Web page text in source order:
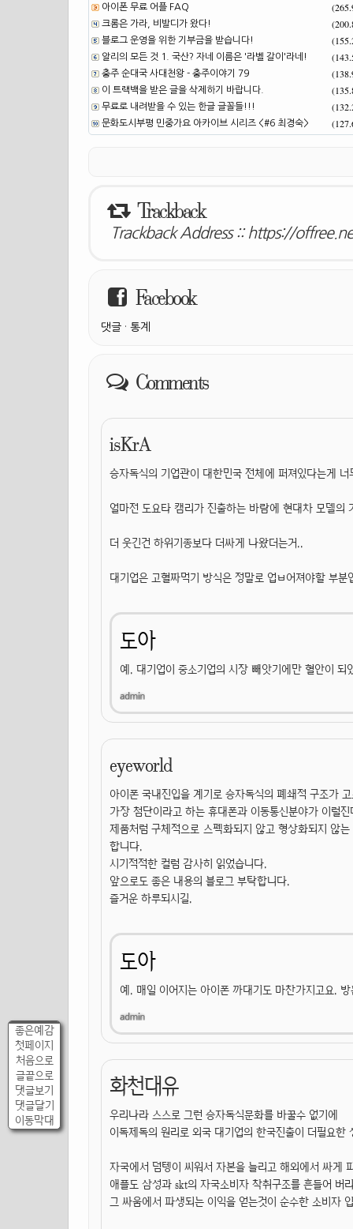
좋은예감
첫페이지
처음으로
글끝으로
댓글보기
댓글달기
이동막대
아이폰 무료 어플 FAQ
크롬은 가라, 비발디가 왔다!
블로그 운영을 위한 기부금을 받습니다!
알리의 모든 것 1. 국산? 자네 이름은 '라벨 갈이'라네!
충주 순대국 사대천왕 - 충주이야기 79
이 트랙백을 받은 글을 삭제하기 바랍니다.
무료로 내려받을 수 있는 한글 글꼴들!!!
문화도시부평 민중가요 아카이브 시리즈 <#6 최경숙>
Trackback
Trackback Address :: https://
Facebook
댓글 · 통계
Comments
isKrA
승자독식의 기업관이 대한민국 전체에 퍼져있다는게 너
얼마전 도요타 캠리가 진출하는 바람에 현대차 모델의
더 웃긴건 하위기종보다 더싸게 나왔더는거..
대기업은 고혈짜먹기 방식은 정말로 업ㅂ어져야할 부분
도아
예. 대기업이 중소기업의 시장 빼앗기에만 혈안이 되
eyeworld
아이폰 국내진입을 계기로 승자독식의 폐쇄적 구조가
가장 첨단이라고 하는 휴대폰과 이동통신분야가 이럴
제품처럼 구체적으로 스펙화되지 않고 형상화되지 않
합니다.
시기적적한 컬럼 감사히 읽었습니다.
앞으로도 좋은 내용의 블로그 부탁합니다.
즐거운 하루되시길.
도아
예. 매일 이어지는 아이폰 까대기도 마찬가지고요.
화천대유
우리나라 스스로 그런 승자독식문화를 바꿀수 없기에
이독제독의 원리로 외국 대기업의 한국진출이 더필요한
자국에서 덤텡이 씨워서 자본을 늘리고 해외에서 싸게
애플도 삼성과 skt의 자국소비자 착취구조를 흔들어 버
그 싸움에서 파생되는 이익을 얻는것이 순수한 소비자